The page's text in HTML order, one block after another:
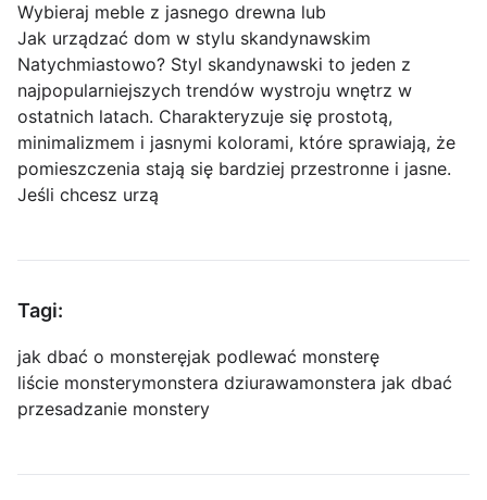
Wybieraj meble z jasnego drewna lub
Jak urządzać dom w stylu skandynawskim
Natychmiastowo? Styl skandynawski to jeden z
najpopularniejszych trendów wystroju wnętrz w
ostatnich latach. Charakteryzuje się prostotą,
minimalizmem i jasnymi kolorami, które sprawiają, że
pomieszczenia stają się bardziej przestronne i jasne.
Jeśli chcesz urzą
Tagi:
jak dbać o monsteręjak podlewać monsterę
liście monsterymonstera dziurawamonstera jak dbać
przesadzanie monstery